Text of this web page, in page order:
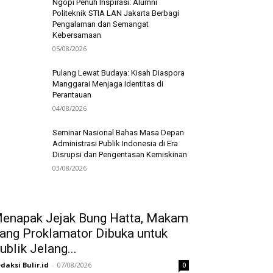
Ngopi Penuh Inspirasi: Alumni
Politeknik STIA LAN Jakarta Berbagi
Pengalaman dan Semangat
Kebersamaan
05/08/2026
Pulang Lewat Budaya: Kisah Diaspora
Manggarai Menjaga Identitas di
Perantauan
04/08/2026
Seminar Nasional Bahas Masa Depan
Administrasi Publik Indonesia di Era
Disrupsi dan Pengentasan Kemiskinan
03/08/2026
Jejak Bung Hatta, Makam
Proklamator Dibuka untuk
Jelang...
Bulir.id - 07/08/2026 0